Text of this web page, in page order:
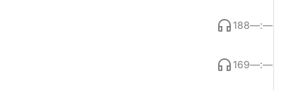
188—:—
169—:—